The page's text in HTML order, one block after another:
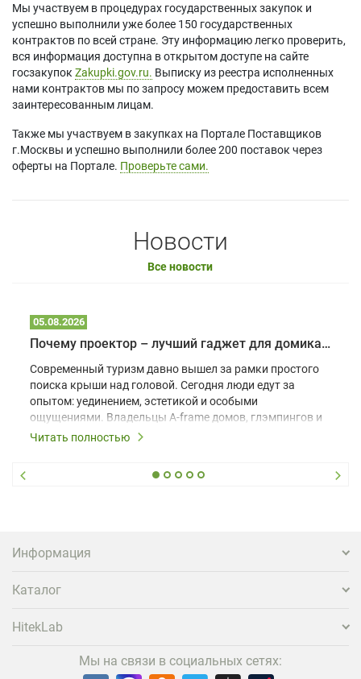
Мы участвуем в процедурах государственных закупок и
успешно выполнили уже более 150 государственных
контрактов по всей стране. Эту информацию легко проверить,
вся информация доступна в открытом доступе на сайте
госзакупок Zakupki.gov.ru. Выписку из реестра исполненных
нами контрактов мы по запросу можем предоставить всем
заинтересованным лицам.
Также мы участвуем в закупках на Портале Поставщиков
г.Москвы и успешно выполнили более 200 поставок через
оферты на Портале. Проверьте сами.
Новости
Все новости
05.08.2026
Почему проектор – лучший гаджет для домика в глэмпинге
Современный туризм давно вышел за рамки простого
поиска крыши над головой. Сегодня люди едут за
опытом: уединением, эстетикой и особыми
ощущениями. Владельцы A-frame домов, глэмпингов и
шале понимают, что конкуренция растет, и
вернуться и поделиться впечатлениями в соцсетях,
проектора.
Читать полностью
Информация
Каталог
HitekLab
Мы на связи в социальных сетях: